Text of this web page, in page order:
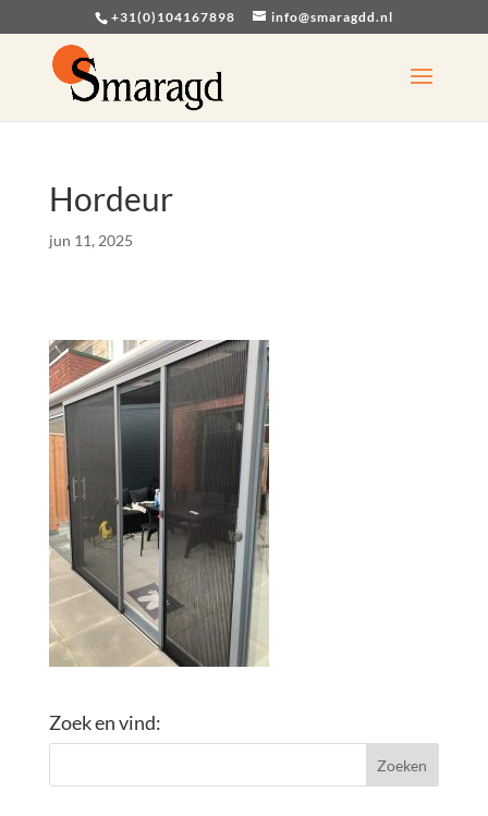
+31(0)104167898 info@smaragdd.nl
Hordeur
jun 11, 2025
Zoek en vind: